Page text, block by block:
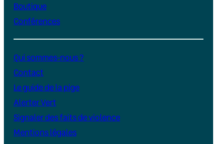
Boutique
Conférences
Qui sommes-nous ?
Contact
Le guide de la pige
Alerter Vert
Signaler des faits de violence
Mentions légales